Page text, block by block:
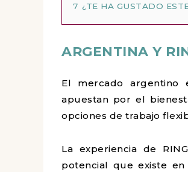
7 ¿TE HA GUSTADO
ARGENTINA Y
El mercado argentino
apuestan por el
opciones de trabajo
La experiencia de
potencial que existe